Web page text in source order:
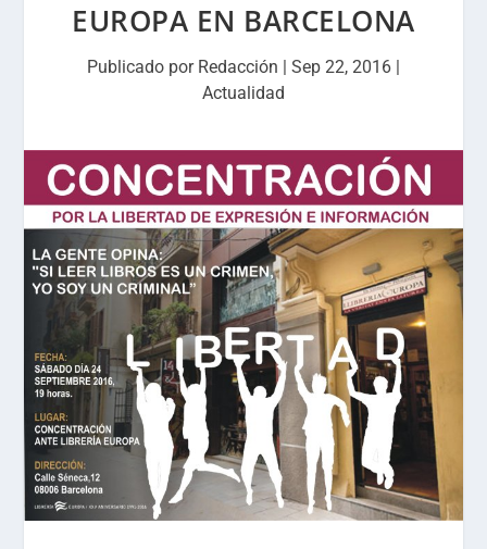
EUROPA EN BARCELONA
Publicado por Redacción | Sep 22, 2016 |
Actualidad